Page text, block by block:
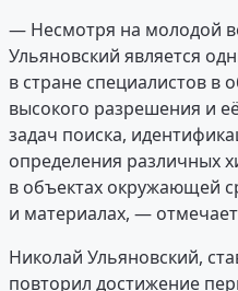
— Несмотря на молодой
Ульяновский является
в стране специалистов в
высокого разрешения и
задач поиска,
определения различных
в объектах окружающей
и материалах, —
Николай Ульяновский,
повторил достижение